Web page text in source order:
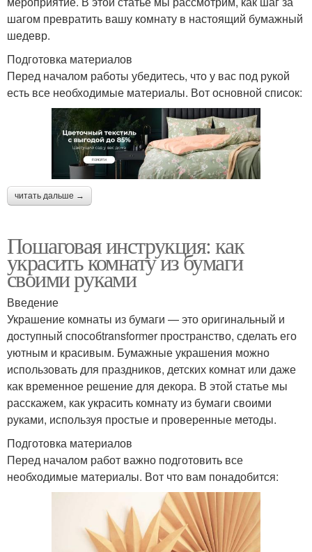
шагом превратить вашу комнату в настоящий бумажный
шедевр.
Подготовка материалов
Перед началом работы убедитесь, что у вас под рукой
есть все необходимые материалы. Вот основной список:
читать дальше →
Пошаговая инструкция: как
украсить комнату из бумаги
своими руками
Введение
Украшение комнаты из бумаги — это оригинальный и
доступный способtransformer пространство, сделать его
уютным и красивым. Бумажные украшения можно
использовать для праздников, детских комнат или даже
как временное решение для декора. В этой статье мы
расскажем, как украсить комнату из бумаги своими
руками, используя простые и проверенные методы.
Подготовка материалов
Перед началом работ важно подготовить все
необходимые материалы. Вот что вам понадобится: